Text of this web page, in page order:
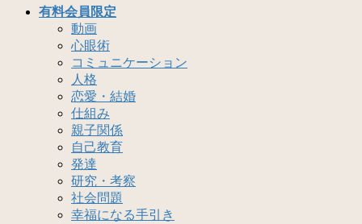
有料会員限定
動画
心眼術
コミュニケーション
人格
恋愛・結婚
仕組み
親子関係
自己教育
発達
研究・考察
社会問題
幸福になる手引き